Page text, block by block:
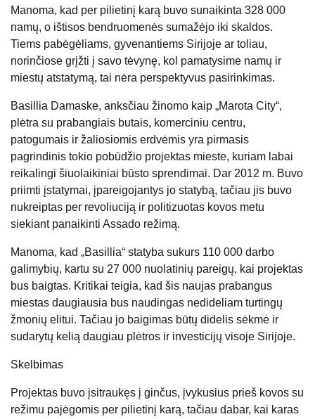
Manoma, kad per pilietinį karą buvo sunaikinta 328 000
namų, o ištisos bendruomenės sumažėjo iki skaldos.
Tiems pabėgėliams, gyvenantiems Sirijoje ar toliau,
norinčiose grįžti į savo tėvynę, kol pamatysime namų ir
miestų atstatymą, tai nėra perspektyvus pasirinkimas.
Basillia Damaske, anksčiau žinomo kaip „Marota City“,
plėtra su prabangiais butais, komerciniu centru,
patogumais ir žaliosiomis erdvėmis yra pirmasis
pagrindinis tokio pobūdžio projektas mieste, kuriam labai
reikalingi šiuolaikiniai būsto sprendimai. Dar 2012 m. Buvo
priimti įstatymai, įpareigojantys jo statybą, tačiau jis buvo
nukreiptas per revoliuciją ir politizuotas kovos metu
siekiant panaikinti Assado režimą.
Manoma, kad „Basillia“ statyba sukurs 110 000 darbo
galimybių, kartu su 27 000 nuolatinių pareigų, kai projektas
bus baigtas. Kritikai teigia, kad šis naujas prabangus
miestas daugiausia bus naudingas nedideliam turtingų
žmonių elitui. Tačiau jo baigimas būtų didelis sėkmė ir
sudarytų kelią daugiau plėtros ir investicijų visoje Sirijoje.
Skelbimas
Projektas buvo įsitraukęs į ginčus, įvykusius prieš kovos su
režimu pajėgomis per pilietinį karą, tačiau dabar, kai karas